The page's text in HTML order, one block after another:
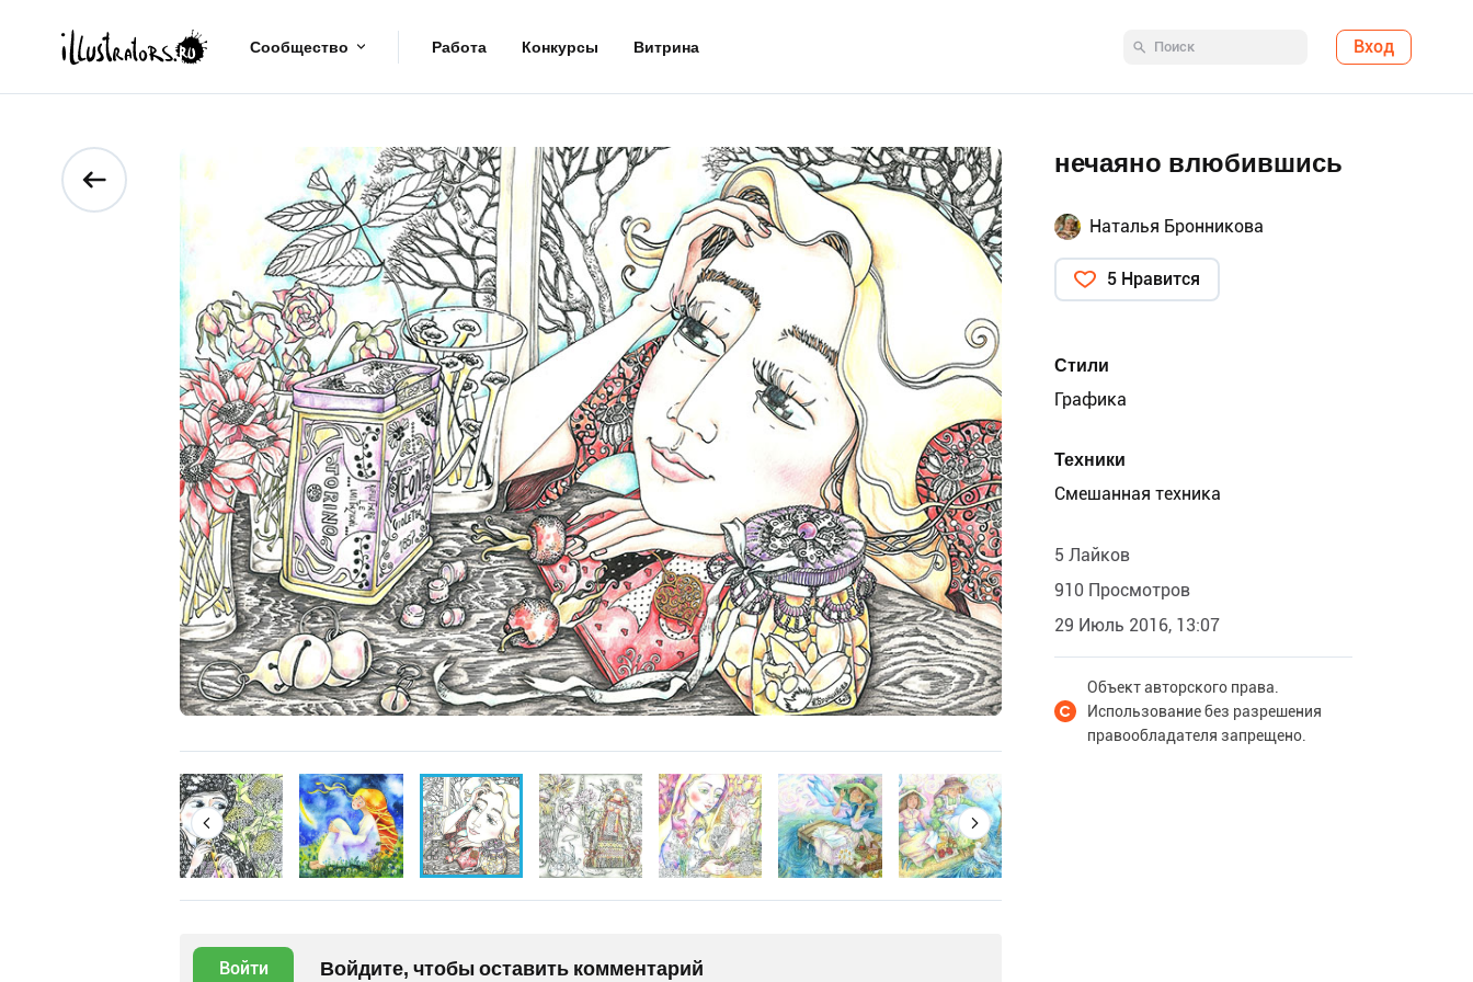
Сообщество Работа Конкурсы Витрина Вход
Войти Войдите, чтобы оставить комментарий
нечаяно влюбившись
Наталья Бронникова
5 Нравится
Стили
Графика
Техники
Смешанная техника
5 Лайков
910 Просмотров
29 Июль 2016, 13:07
Объект авторского права.
Использование без разрешения
правообладателя запрещено.